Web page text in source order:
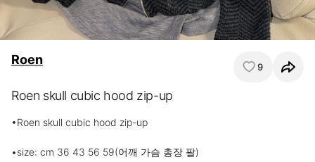
Roen 9
Roen skull cubic hood zip-up
•Roen skull cubic hood zip-up
•size: cm 36 43 56 59(어깨 가슴 총장 팔)